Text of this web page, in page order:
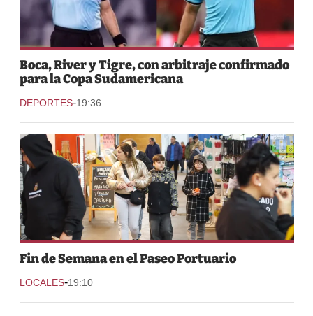
Boca, River y Tigre, con arbitraje confirmado
para la Copa Sudamericana
DEPORTES-19:36
Fin de Semana en el Paseo Portuario
LOCALES-19:10